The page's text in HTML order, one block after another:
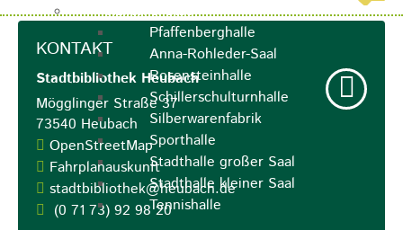
Hallen & Säle
Pfaffenberghalle
Anna-Rohleder-Saal
Rosensteinhalle
Schillerschulturnhalle
Silberwarenfabrik
Sporthalle
Stadthalle großer Saal
Stadthalle kleiner Saal
Tennishalle
KONTAKT
Stadtbibliothek Heubach
Mögglinger Straße 37
73540 Heubach
OpenStreetMap
Fahrplanauskunft
stadtbibliothek@heubach.de
(0 71 73) 92 98 20